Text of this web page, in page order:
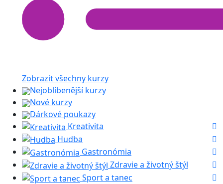
Zobrazit všechny kurzy
Nejoblíbenější kurzy
Nové kurzy
Dárkové poukazy
Kreativita
Hudba
Gastronómia
Zdravie a životný štýl
Sport a tanec